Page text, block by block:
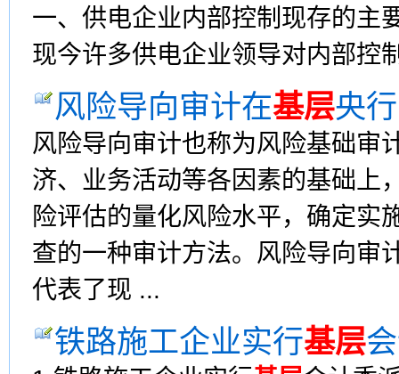
一、供电企业内部控制现存的主
现今许多供电企业领导对内部控
风险导向审计在基层央
风险导向审计也称为风险基础审
济、业务活动等各因素的基础上
险评估的量化风险水平，确定实
查的一种审计方法。风险导向审
代表了现 ...
铁路施工企业实行基层